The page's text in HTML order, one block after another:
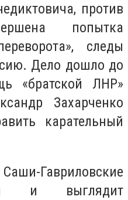
против
попытка
следы
Дело дошло до
«братской ЛНР»
Захарченко
карательный
Гавриловские
и выглядит